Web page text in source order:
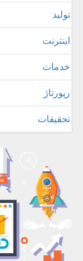
تولید
اینترنت
خدمات
رپورتاژ
تحقیقات